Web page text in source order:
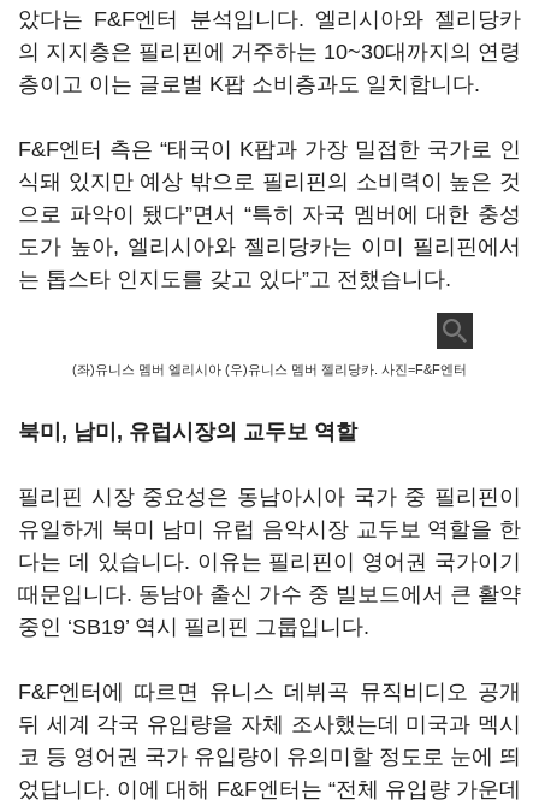
았다는 F&F엔터 분석입니다. 엘리시아와 젤리당카
의 지지층은 필리핀에 거주하는 10~30대까지의 연령
층이고 이는 글로벌 K팝 소비층과도 일치합니다.
F&F엔터 측은 “태국이 K팝과 가장 밀접한 국가로 인
식돼 있지만 예상 밖으로 필리핀의 소비력이 높은 것
으로 파악이 됐다”면서 “특히 자국 멤버에 대한 충성
도가 높아, 엘리시아와 젤리당카는 이미 필리핀에서
는 톱스타 인지도를 갖고 있다”고 전했습니다.
(좌)유니스 멤버 엘리시아 (우)유니스 멤버 젤리당카. 사진=F&F엔터
북미 , 남미 , 유럽시장의 교두보 역할
필리핀 시장 중요성은 동남아시아 국가 중 필리핀이
유일하게 북미 남미 유럽 음악시장 교두보 역할을 한
다는 데 있습니다. 이유는 필리핀이 영어권 국가이기
때문입니다. 동남아 출신 가수 중 빌보드에서 큰 활약
중인 ‘SB19’ 역시 필리핀 그룹입니다.
F&F엔터에 따르면 유니스 데뷔곡 뮤직비디오 공개
뒤 세계 각국 유입량을 자체 조사했는데 미국과 멕시
코 등 영어권 국가 유입량이 유의미할 정도로 눈에 띄
었답니다. 이에 대해 F&F엔터는 “전체 유입량 가운데